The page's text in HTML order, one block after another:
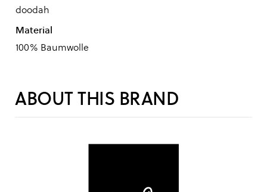
doodah
Material
100% Baumwolle
ABOUT THIS BRAND